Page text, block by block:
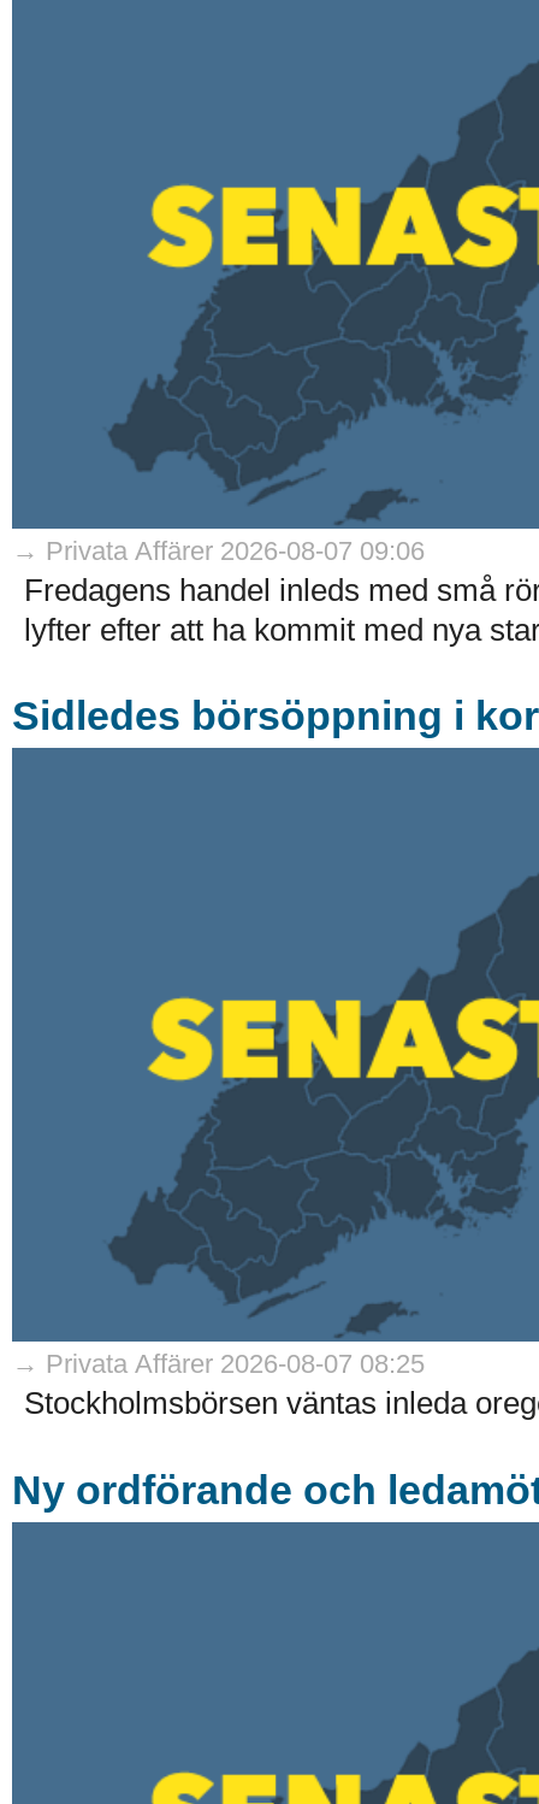
→ Privata Affärer 2026-08-07 09:06
Fredagens handel inleds med små
lyfter efter att ha kommit med nya
Sidledes börsöppning i
→ Privata Affärer 2026-08-07 08:25
Stockholmsbörsen väntas inleda
Ny ordförande och